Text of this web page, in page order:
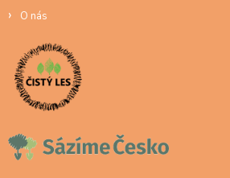
O nás